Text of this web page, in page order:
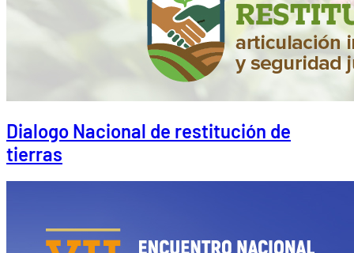
Dialogo Nacional de restitución de
tierras